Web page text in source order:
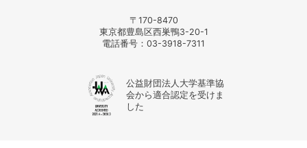
〒170-8470
東京都豊島区西巣鴨3-20-1
電話番号： 03-3918-7311
公益財団法人大学基準協
会から適合認定を受けま
した